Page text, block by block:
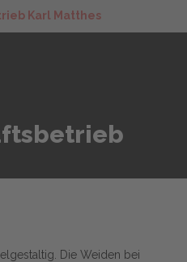
Karl Matthes
Die Weiden bei